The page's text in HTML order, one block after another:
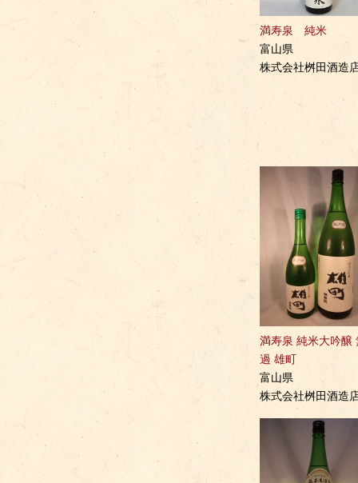
満寿泉 純米
富山県
株式会社桝田酒造
満寿泉 純米大吟醸
過 雄町
富山県
株式会社桝田酒造